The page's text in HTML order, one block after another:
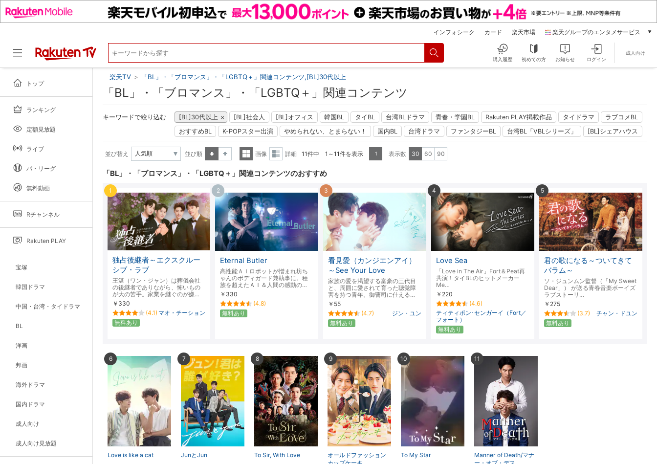
インフォシーク カード 楽天市場 楽天グループのエンタメサービス
本/ゲーム/CD/DVD
雑誌読み放題
楽天マガジン
動画配信
Rチャンネル
チケット
楽天チケット
エンタメニュース
推し楽
購入履歴 初めての方 お知らせ ログイン
成人向け
トップ
ランキング
定額見放題
ライブ
パ・リーグ
無料動画
Rチャンネル
Rakuten PLAY
宝塚
韓国ドラマ
中国・台湾・タイドラマ
BL
洋画
邦画
海外ドラマ
国内ドラマ
成人向け
成人向け見放題
楽天TV > 「BL」・「ブロマンス」・「LGBTQ＋」関連コンテンツ,[BL]30代以上
「BL」・「ブロマンス」・「LGBTQ＋」関連コンテンツ
キーワードで絞り込む [BL]30代以上 [BL]社会人 [BL]オフィス 韓国BL タイBL 台湾BLドラマ 青春・学園BL Rakuten PLAY掲載作品 タイドラマ
ラブコメBL
おすすめBL
K-POPスター出演 やめられない、とまらない！ 国内BL 台湾ドラマ ファンタジーBL 台湾BL「VBLシリーズ」 [BL]シェアハウス
並び替え
並び順
表示
画像
表示
詳細 11件中 1～11件を表示 1 表示数 30 60 90
「BL」・「ブロマンス」・「LGBTQ＋」関連コンテンツのおすすめ
1
独占後継者～エクスクルー
シブ・ラブ
王湛（ワン・ジャン）は葬儀会社
の後継者でありながら、怖いもの
が大の苦手。家業を継ぐのが嫌…
￥330
(4.1) マオ・チーション
無料あり
2
Eternal Butler
高性能ＡＩロボットが憎まれ坊ち
ゃんのボディガード兼執事に。種
族を超えたＡＩ＆人間の感動の…
￥330
(4.8)
無料あり
3
看見愛（カンジエンアイ）
～See Your Love
家族の愛を渇望する富豪の三代目
と、周囲に愛されて育った聴覚障
害を持つ青年。御曹司に仕える…
￥55
(4.7)
ジン・ユン
無料あり
4
Love Sea
「Love in The Air」Fort＆Peat再
共演！タイBLのヒットメーカー
Me…
￥220
(4.6)
ティティポン･センガーイ（Fort／
フォート）
無料あり
5
君の歌になる～ついてきて
バラム～
ソ・ジュンムン監督（「My Sweet
Dear」） が送る青春音楽ボーイズ
ラブストーリ…
￥275
(3.7)
チャン・ドユン
無料あり
Love is like a cat
6
JunとJun
7
To Sir, With Love
8
オールドファッション
9
To My Star
10
Manner of Death/マナ
11